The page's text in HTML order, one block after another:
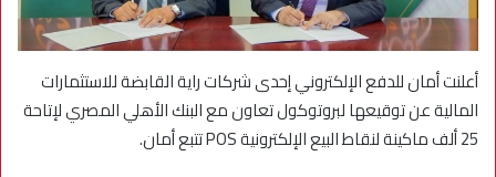
أعلنت أمان للدفع الإلكتروني إحدى شركات راية القابضة للاستثمارات
المالية عن توقيعها لبروتوكول تعاون مع البنك الأهلي المصري لإتاحة
25 ألف ماكينة لنقاط البيع الإلكترونية POS تتبع أمان.